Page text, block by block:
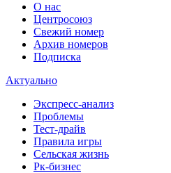
О нас
Центросоюз
Свежий номер
Архив номеров
Подписка
Актуально
Экспресс-анализ
Проблемы
Тест-драйв
Правила игры
Сельская жизнь
Рк-бизнес